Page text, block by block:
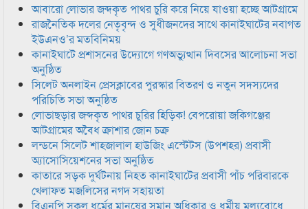
আবারো লোভার জব্দকৃত পাথর চুরি করে নিয়ে যাওয়া হচ্ছে আটগ্রামে
রাজনৈতিক দলের নেতৃবৃন্দ ও সুধীজনদের সাথে কানাইঘাটের নবাগত
ইউএনও’র মতবিনিময়
কানাইঘাটে প্রশাসনের উদ্যোগে গণঅভ্যুত্থান দিবসের আলোচনা সভা
অনুষ্ঠিত
সিলেট অনলাইন প্রেসক্লাবের পুরস্কার বিতরণ ও নতুন সদস্যদের
পরিচিতি সভা অনুষ্ঠিত
লোভাছড়ার জব্দকৃত পাথর চুরির হিড়িক! বেপরোয়া জকিগঞ্জের
আটগ্রামের অবৈধ ক্রাশার জোন চক্র
লন্ডনে সিলেট শাহজালাল হাউজিং এস্টেটস (উপশহর) প্রবাসী
অ্যাসোসিয়েশনের সভা অনুষ্ঠিত
কাতারে সড়ক দুর্ঘটনায় নিহত কানাইঘাটের প্রবাসী পাঁচ পরিবারকে
খেলাফত মজলিসের নগদ সহায়তা
বিএনপি সকল ধর্মের মানুষের সমান অধিকার ও ধর্মীয় মুল্যবোধে